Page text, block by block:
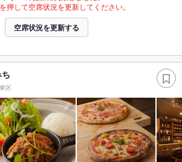
押して空席状況を更新してください。
空席状況を更新する
区